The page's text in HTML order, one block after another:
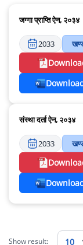
जग्गा प्राप्ति ऐन, २०३४
2033
संस्था दर्ता ऐन, २०३४
2033
Show result: 10